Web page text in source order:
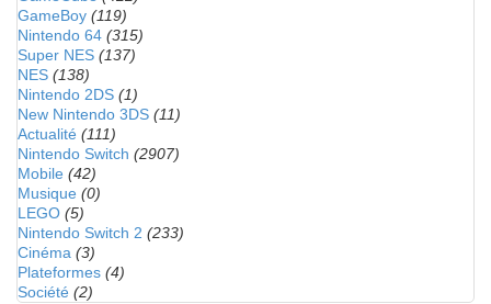
GameBoy (119)
Nintendo 64 (315)
Super NES (137)
NES (138)
Nintendo 2DS (1)
New Nintendo 3DS (11)
Actualité (111)
Nintendo Switch (2907)
Mobile (42)
Musique (0)
LEGO (5)
Nintendo Switch 2 (233)
Cinéma (3)
Plateformes (4)
Société (2)